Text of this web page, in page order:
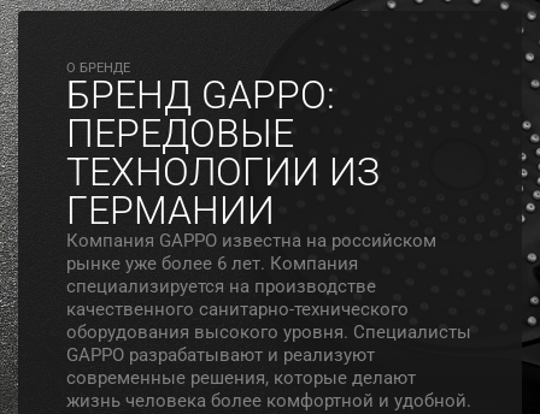
O БРЕНДЕ
БРЕНД GAPPO:
ПЕРЕДОВЫЕ
ТЕХНОЛОГИИ ИЗ
ГЕРМАНИИ
Компания GAPPO известна на российском
рынке уже более 6 лет. Компания
специализируется на производстве
качественного санитарно-технического
оборудования высокого уровня. Специалисты
GAPPO разрабатывают и реализуют
современные решения, которые делают
жизнь человека более комфортной и удобной.